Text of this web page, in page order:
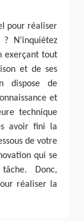
pour réaliser
N’inquiétez
exerçant tout
et de ses
dispose de
et
technique
avoir fini la
de votre
qui se
Donc,
réaliser la